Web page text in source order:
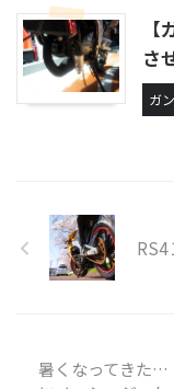
さ
ガ
RS4
暑くなってきた